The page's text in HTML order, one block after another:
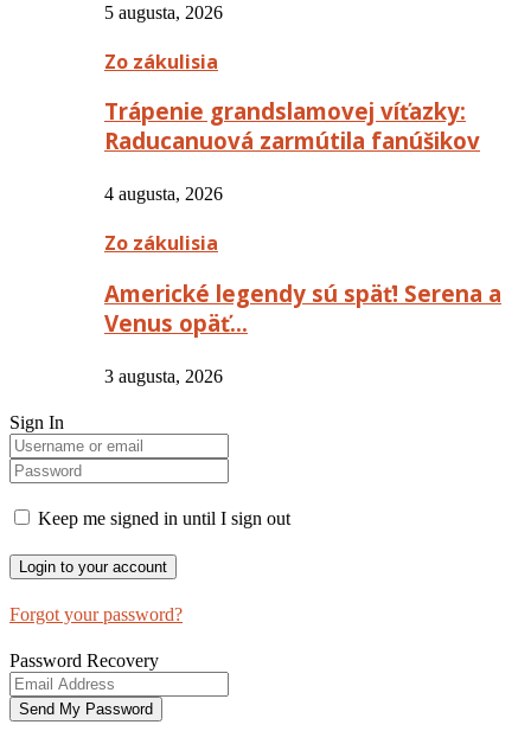
5 augusta, 2026
Zo zákulisia
Trápenie grandslamovej víťazky:
Raducanuová zarmútila fanúšikov
4 augusta, 2026
Zo zákulisia
Americké legendy sú späť! Serena a
Venus opäť…
3 augusta, 2026
Sign In
Keep me signed in until I sign out
Forgot your password?
Password Recovery